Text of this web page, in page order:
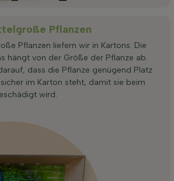
Pflanzen
Pflanzen liefern wir in Kartons. Die
hängt von der Größe der Pflanze ab.
dass die Pflanze genügend Platz
im Karton steht, damit sie beim
wird.